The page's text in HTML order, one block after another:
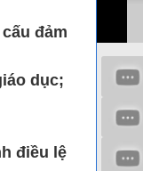
đảm
dục;
điều lệ